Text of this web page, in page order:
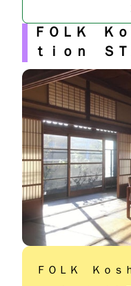
ＦＯＬＫ Ｋｏ
ｔｉｏｎ ＳＴ
ＦＯＬＫ Ｋｏｓ